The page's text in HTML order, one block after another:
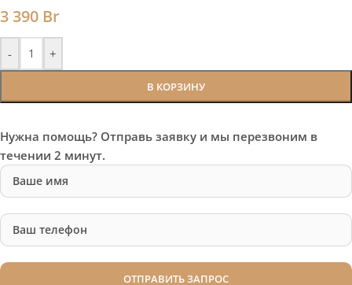
3 390 Br
- +
В КОРЗИНУ
Нужна помощь? Отправь заявку и мы перезвоним в
течении 2 минут.